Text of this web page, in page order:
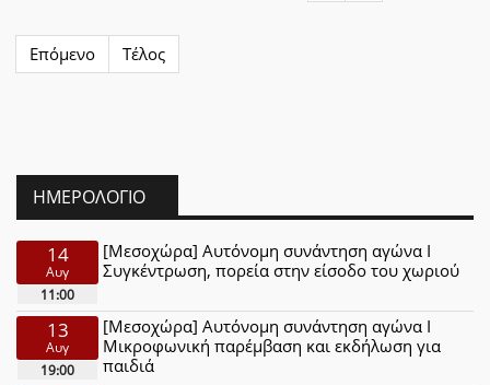
Επόμενο Τέλος
ΗΜΕΡΟΛΌΓΙΟ
14
Αυγ
11:00
[Μεσοχώρα] Αυτόνομη συνάντηση αγώνα Ι
Συγκέντρωση, πορεία στην είσοδο του χωριού
13
Αυγ
19:00
[Μεσοχώρα] Αυτόνομη συνάντηση αγώνα Ι
Μικροφωνική παρέμβαση και εκδήλωση για
παιδιά